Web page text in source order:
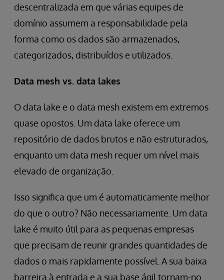
descentralizada em que várias equipes de
domínio assumem a responsabilidade pela
forma como os dados são armazenados,
categorizados, distribuídos e utilizados.
Data mesh vs. data lakes
O data lake e o data mesh existem em extremos
quase opostos. Um data lake oferece um
repositório de dados brutos e não estruturados,
enquanto um data mesh requer um nível mais
elevado de organização.
Isso significa que um é automaticamente melhor
do que o outro? Não necessariamente. Um data
lake é muito útil para as pequenas empresas
que precisam de reunir grandes quantidades de
dados o mais rapidamente possível. A sua baixa
barreira à entrada e a sua base ágil tornam-no